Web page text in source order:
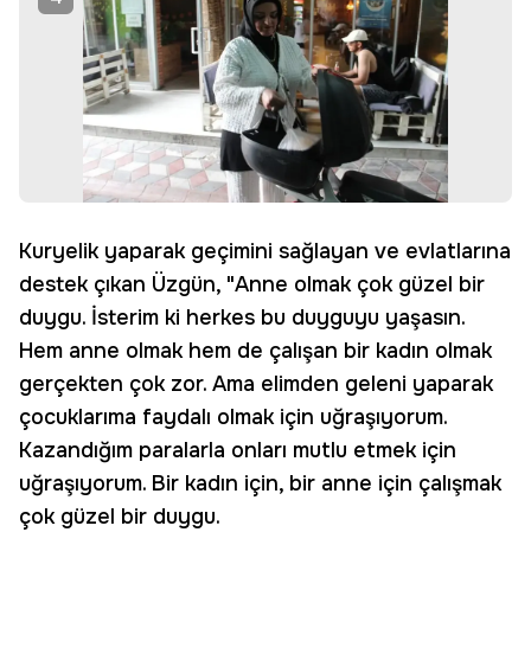
Kuryelik yaparak geçimini sağlayan ve evlatlarına
destek çıkan Üzgün, "Anne olmak çok güzel bir
duygu. İsterim ki herkes bu duyguyu yaşasın.
Hem anne olmak hem de çalışan bir kadın olmak
gerçekten çok zor. Ama elimden geleni yaparak
çocuklarıma faydalı olmak için uğraşıyorum.
Kazandığım paralarla onları mutlu etmek için
uğraşıyorum. Bir kadın için, bir anne için çalışmak
çok güzel bir duygu.